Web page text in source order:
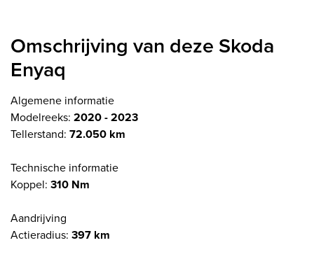
Omschrijving van deze Skoda
Enyaq
Algemene informatie
Modelreeks: 2020 - 2023
Tellerstand: 72.050 km
Technische informatie
Koppel: 310 Nm
Aandrijving
Actieradius: 397 km